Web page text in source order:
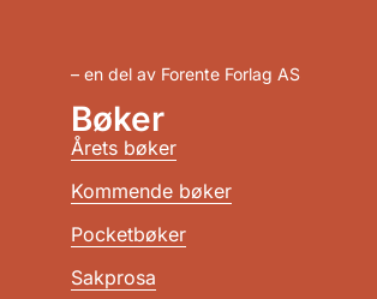
– en del av Forente Forlag AS
Bøker
Årets bøker
Kommende bøker
Pocketbøker
Sakprosa